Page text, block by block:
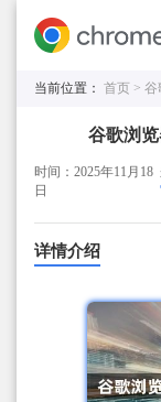
当前位置： 首页 > 谷
谷歌浏
时间：2025年11月18
日
详情介绍